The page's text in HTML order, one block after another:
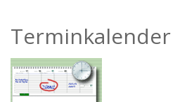
Terminkalender